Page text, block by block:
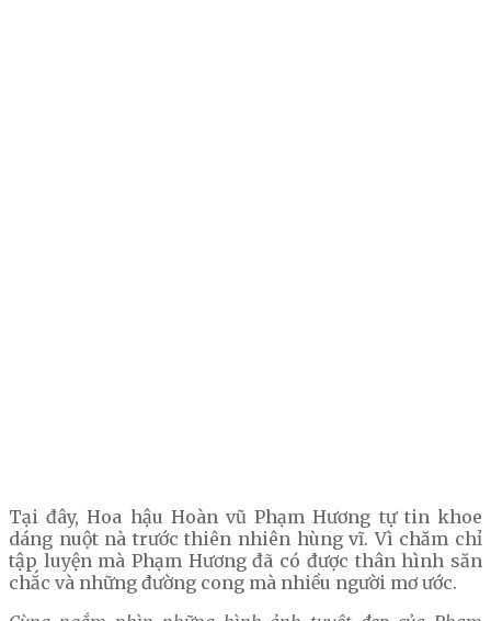
Tại đây, Hoa hậu Hoàn vũ Phạm Hương tự tin khoe
dáng nuột nà trước thiên nhiên hùng vĩ. Vì chăm chỉ
tập luyện mà Phạm Hương đã có được thân hình săn
chắc và những đường cong mà nhiều người mơ ước.